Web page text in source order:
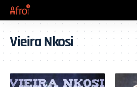
Vieira Nkosi